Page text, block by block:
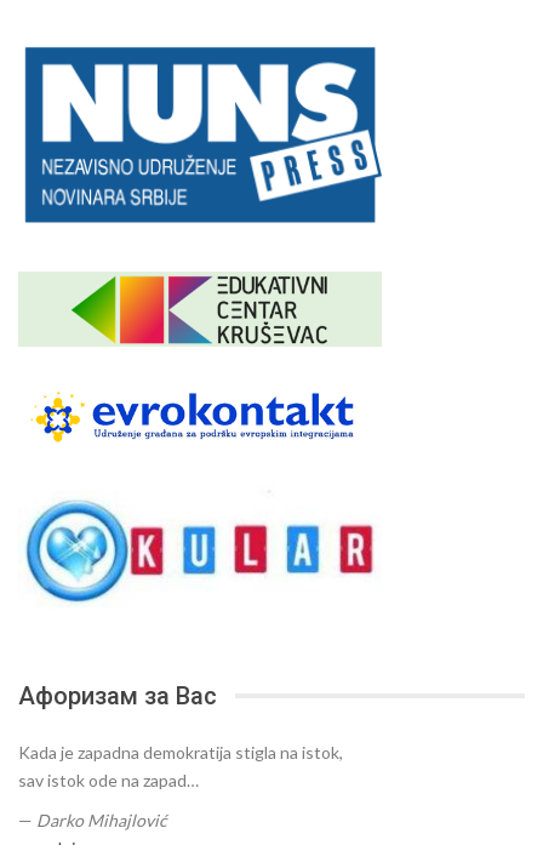
Афоризам за Вас
Kada je zapadna demokratija stigla na istok,
sav istok ode na zapad…
— Darko Mihajlović